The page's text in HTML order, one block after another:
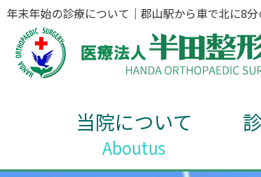
年末年始の診療について｜郡山駅から車で北に8
当院について
Aboutus